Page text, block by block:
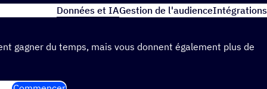
Données et IAGestion de l'audienceIntégrations
gagner du temps, mais vous donnent également plus de